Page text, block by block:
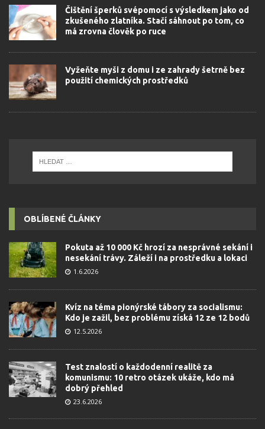
Čištění šperků svépomocí s výsledkem jako od
zkušeného zlatníka. Stačí sáhnout po tom, co
má zrovna člověk po ruce
Vyžeňte myši z domu i ze zahrady šetrně bez
použití chemických prostředků
OBLÍBENÉ ČLÁNKY
Pokuta až 10 000 Kč hrozí za nesprávné sekání i
nesekání trávy. Záleží i na prostředku a lokaci
1.6.2026
Kvíz na téma pionýrské tábory za socialismu:
Kdo je zažil, bez problému získá 12 ze 12 bodů
12.5.2026
Test znalostí o každodenní realitě za
komunismu: 10 retro otázek ukáže, kdo má
dobrý přehled
23.6.2026